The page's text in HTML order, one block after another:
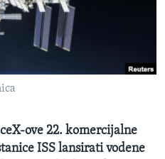
ove 22. komercijalne
ISS lansirati vodene